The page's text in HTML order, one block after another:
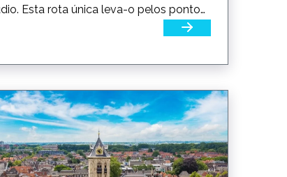
Esta rota única leva-o pelos pontos